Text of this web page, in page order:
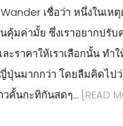
เชื่อว่า หนึ่งในเ
มค่ามั้ย ซึ่งเราอยากปรับ
ราคาให้เราเลือกนั้น ทำ
นมากกว่า โดยลืมคิดไป
วคั้นกะทิกันสดๆ… [READ